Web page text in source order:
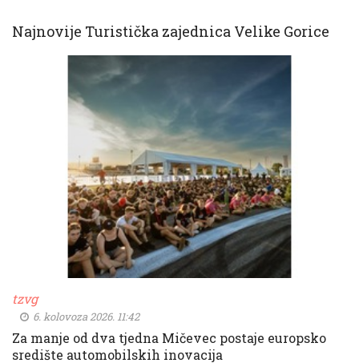
Najnovije Turistička zajednica Velike Gorice
tzvg
6. kolovoza 2026. 11:42
Za manje od dva tjedna Mičevec postaje europsko
središte automobilskih inovacija